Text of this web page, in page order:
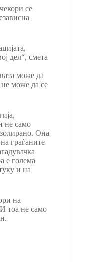
се
дел“, смета
може да
може да се
не само
Она
граѓаните
е голема
и на
на
тоа не само